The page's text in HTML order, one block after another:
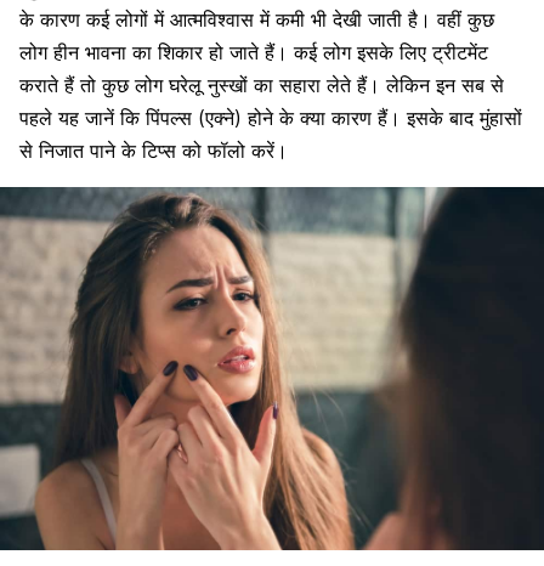
के कारण कई लोगों में आत्मविश्वास में कमी भी देखी जाती है। वहीं कुछ
लोग हीन भावना का शिकार हो जाते हैं। कई लोग इसके लिए ट्रीटमेंट
कराते हैं तो कुछ लोग घरेलू नुस्खों का सहारा लेते हैं। लेकिन इन सब से
पहले यह जानें किपिंपल्स (एक्ने) होने के क्या कारण हैं। इसके बादमुंहासों
से निजात पाने के टिप्स को फॉलो करें।